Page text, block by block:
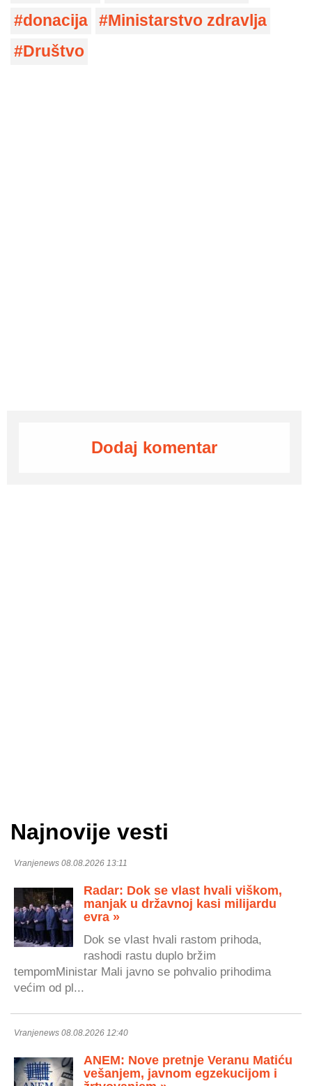
donacija
Ministarstvo zdravlja
Društvo
Dodaj komentar
Najnovije vesti
Vranjenews 08.08.2026 13:11
Radar: Dok se vlast hvali viškom,
manjak u državnoj kasi milijardu
evra »
Dok se vlast hvali rastom prihoda,
rashodi rastu duplo bržim
tempomMinistar Mali javno se pohvalio prihodima
većim od pl...
Vranjenews 08.08.2026 12:40
ANEM: Nove pretnje Veranu Matiću
vešanjem, javnom egzekucijom i